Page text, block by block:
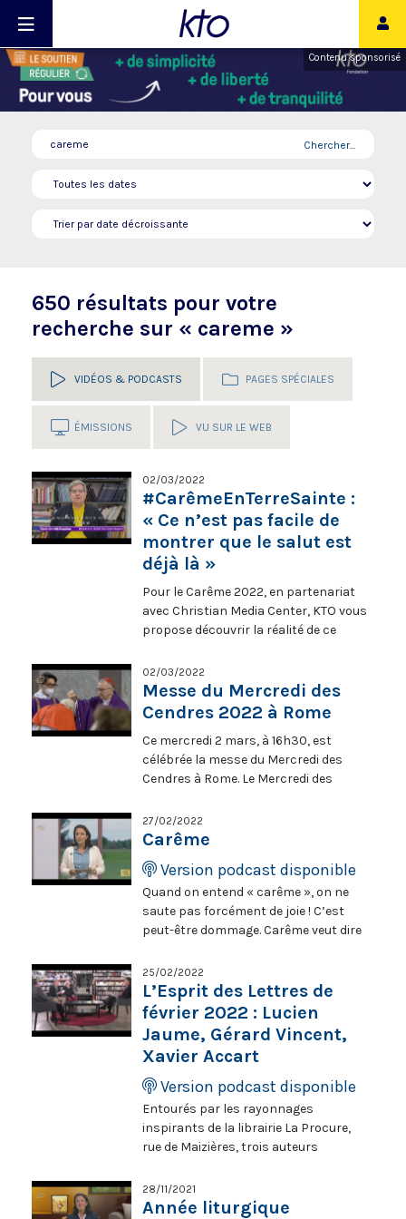
Contenu sponsorisé
Chercher...
650 résultats pour votre
recherche sur « careme »
VIDÉOS & PODCASTS PAGES SPÉCIALES
ÉMISSIONS VU SUR LE WEB
02/03/2022
#CarêmeEnTerreSainte :
« Ce n’est pas facile de
montrer que le salut est
déjà là »
Pour le Carême 2022, en partenariat
avec Christian Media Center, KTO vous
propose découvrir la réalité de ce
Dans le monde tel qu’il est, avec les
événements actuels, ce n’est pas
facile de montrer que le salut est déjà
en chef de Terre Sainte Magazine,
partage son #CarêmeEnTerreSainte
#Carême2022
02/03/2022
Messe du Mercredi des
Cendres 2022 à Rome
Ce mercredi 2 mars, à 16h30, est
célébrée la messe du Mercredi des
Cendres à Rome. Le Mercredi des
pour les catholiques du monde entier.
Cette célébration commence à l’église
procession pénitentielle. La messe, la
bénédiction et l’imposition des
Cendres auront lieu à la basilique
Sainte-Sabine.
27/02/2022
Carême
Version podcast disponible
Quand on entend « carême », on ne
saute pas forcément de joie ! C’est
peut-être dommage. Carême veut dire
Pourquoi ? A cause d’un lien avec
plusieurs longs séjours dans le
désert. Pour quoi faire ? Pour changer
de vêtements, surtout si l’on a déchiré
les premiers. Pour changer de
direction dans notre désert. Vous êtes
un peu perdus ? Vous souhaitez vous
orienter dans la vie ? N’oubliez pas le
guide : son nom est Honorine.
25/02/2022
L’Esprit des Lettres de
février 2022 : Lucien
Jaume, Gérard Vincent,
Xavier Accart
Version podcast disponible
Entourés par les rayonnages
inspirants de la librairie La Procure,
rue de Maizières, trois auteurs
Jean-Marie Guénois. Parmi eux, Gérard
Vincent, qui imagine les méditations
28/11/2021
Année liturgique